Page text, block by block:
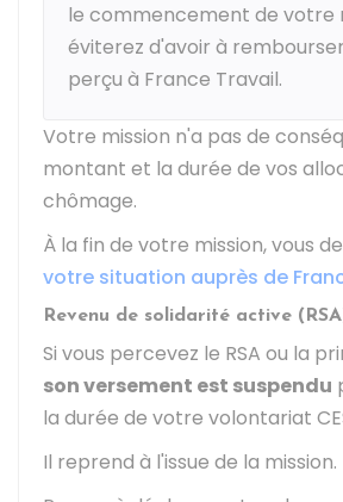
le commencement de votre
éviterez d'avoir à
perçu à France Travail.
Votre mission n'a pas de
montant et la durée de vos
chômage.
À la fin de votre mission, vous
votre situation auprès de
Revenu de solidarité active
Si vous percevez le RSA ou la
son versement est suspendu
la durée de votre volontariat
Il reprend à l'issue de la mission.